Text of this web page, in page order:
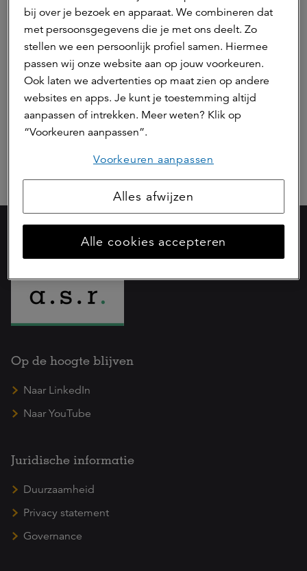
Hebt u een vraag over uw
huurovereenkomst, het beheer, woning of
parkeerplaats?
Hebt u een reparatieverzoek of
storingsmelding?
Op de hoogte blijven
Naar LinkedIn
Naar YouTube
Juridische informatie
Duurzaamheid
Privacy statement
Governance
bij over je bezoek en apparaat. We combineren dat
met persoonsgegevens die je met ons deelt. Zo
stellen we een persoonlijk profiel samen. Hiermee
passen wij onze website aan op jouw voorkeuren.
Ook laten we advertenties op maat zien op andere
websites en apps. Je kunt je toestemming altijd
aanpassen of intrekken. Meer weten? Klik op
“Voorkeuren aanpassen”.
Voorkeuren aanpassen
Alles afwijzen
Alle cookies accepteren